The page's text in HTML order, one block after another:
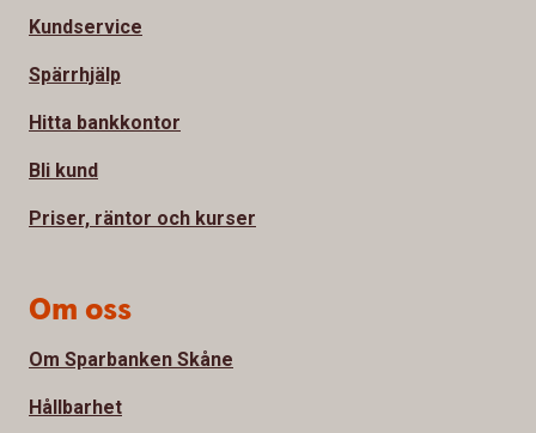
Kundservice
Spärrhjälp
Hitta bankkontor
Bli kund
Priser, räntor och kurser
Om oss
Om Sparbanken Skåne
Hållbarhet